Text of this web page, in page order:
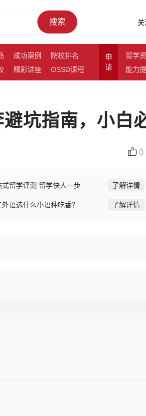
搜索
成功案例
院校排名
精彩讲座 OSSD课程
申
请
留学
能力
坑指南，小白
0
式留学评测 留学快人一步 了解详情
外语选什么小语种吃香？ 了解详情